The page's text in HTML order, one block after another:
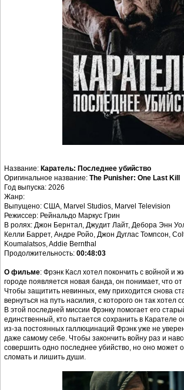
Название: Каратель: Последнее убийство
Оригинальное название: The Punisher: One Last Kill
Год выпуска: 2026
Жанр:
Выпущено: США, Marvel Studios, Marvel Television
Режиссер: Рейнальдо Маркус Грин
В ролях: Джон Бернтал, Джудит Лайт, Дебора Энн
Келли Баррет, Андре Ройо, Джон Дуглас Томпсон,
Koumalatsos, Addie Bernthal
Продолжительность: 00:48:03
О фильме: Фрэнк Касл хотел покончить с войной и
городе появляется новая банда, он понимает, что от
Чтобы защитить невинных, ему приходится снова
вернуться на путь насилия, с которого он так хотел
В этой последней миссии Фрэнку помогает его
единственный, кто пытается сохранить в Карателе
из-за постоянных галлюцинаций Фрэнк уже не
даже самому себе. Чтобы закончить войну раз и
совершить одно последнее убийство, но оно может
сломать и лишить души.